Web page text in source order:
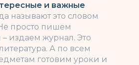
и важные
называют это словом
просто пишем
издаем журнал. Это
А по всем
готовим уроки и